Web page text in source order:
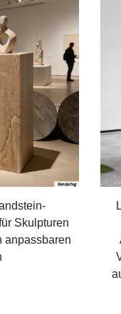
Skulpturen
anpassbaren